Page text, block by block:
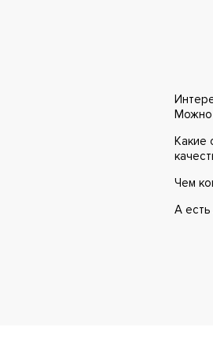
Можно
Какие
Чем
А есть